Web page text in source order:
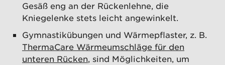
Gesäß eng an der Rückenlehne, die
Kniegelenke stets leicht angewinkelt.
Gymnastikübungen und Wärmepflaster, z. B.
ThermaCare Wärmeumschläge für den
unteren Rücken, sind Möglichkeiten, um